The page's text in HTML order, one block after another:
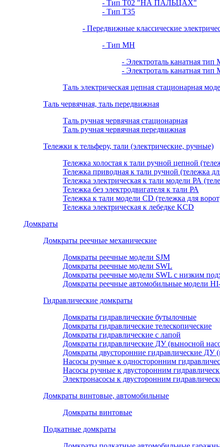
- Тип Т02 "НА ПАЛЬЦАХ"
- Тип Т35
- Передвижные классические
- Тип МН
- Электроталь канатная
- Электроталь канатная
Таль электрическая цепная стационарная
Таль червячная, таль передвижная
Таль ручная червячная стационарная
Таль ручная червячная передвижная
Тележки к тельферу, тали (электрические, ручные)
Тележка холостая к тали ручной цепной
Тележка приводная к тали ручной (тележка
Тележка электрическая к тали модели РА
Тележка без электродвигателя к тали РА
Тележка к тали модели CD (тележка для
Тележка электрическая к лебедке KCD
Домкраты
Домкраты реечные механические
Домкраты реечные модели SJM
Домкраты реечные модели SWL
Домкраты реечные модели SWL с низким
Домкраты реечные автомобильные модели
Гидравлические домкраты
Домкраты гидравлические бутылочные
Домкраты гидравлические телескопические
Домкраты гидравлические с лапой
Домкраты гидравлические ДУ (выносной
Домкраты двусторонние гидравлические ДУ
Насосы ручные к односторонним
Насосы ручные к двусторонним
Электронасосы к двусторонним
Домкраты винтовые, автомобильные
Домкраты винтовые
Подкатные домкраты